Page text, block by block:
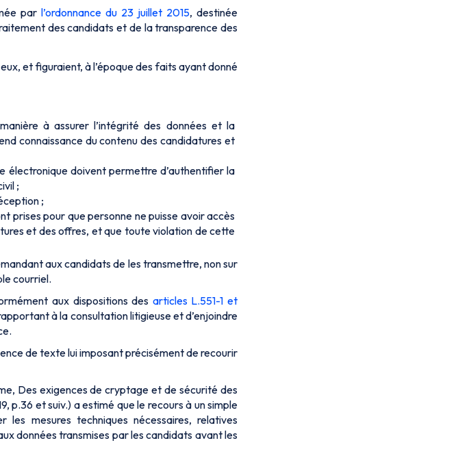
parl’ordonnance du 23 juillet 2015, destinée
des candidats et de la transparence des
et figuraient, à l’époque des faits ayant donné
à assurer l’intégrité des données et la
connaissance du contenu des candidatures et
électronique doivent permettre d’authentifier la
;
;
prises pour que personne ne puisse avoir accès
et des offres, et que toute violation de cette
aux candidats de les transmettre, non sur
courriel.
aux dispositions des articles L.551-1 et
à la consultation litigieuse et d’enjoindre
de texte lui imposant précisément de recourir
Des exigences de cryptage et de sécurité des
p.36 et suiv.) a estimé que le recours à un simple
mesures techniques nécessaires, relatives
données transmises par les candidats avant les